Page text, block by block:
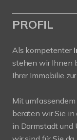
PROFIL
Als kompetenter
stehen wir Ihnen
Ihrer Immobilie
Mit
beraten wir Sie in
in Darmstadt und